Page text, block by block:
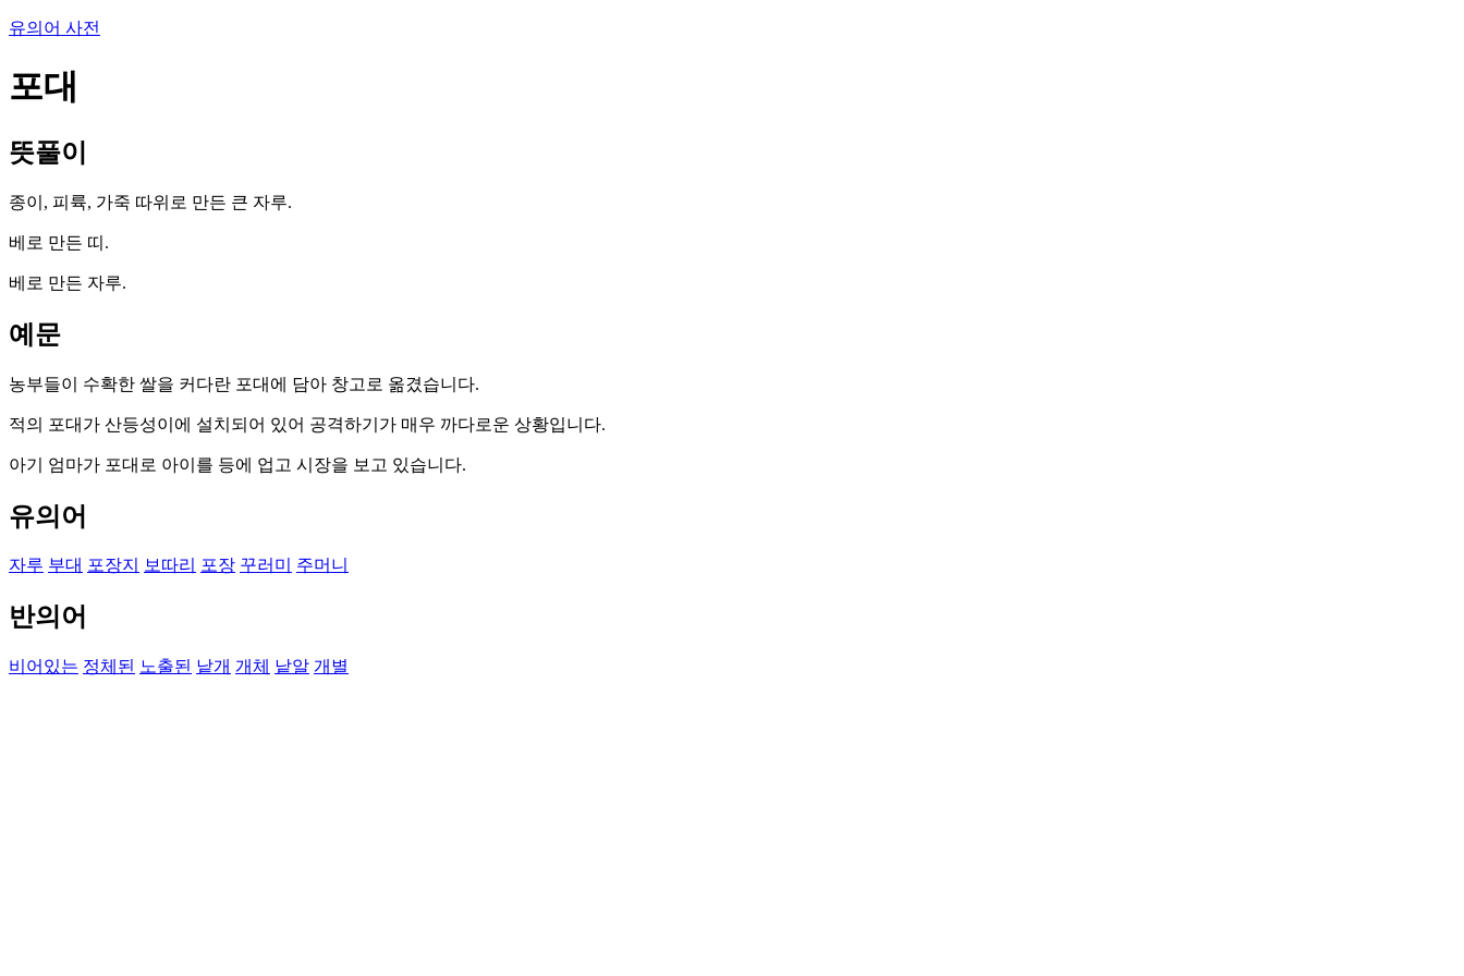
유의어 사전
포대
뜻풀이
종이, 피륙, 가죽 따위로 만든 큰 자루.
베로 만든 띠.
베로 만든 자루.
예문
농부들이 수확한 쌀을 커다란 포대에 담아 창고로 옮겼습니다.
적의 포대가 산등성이에 설치되어 있어 공격하기가 매우 까다로운 상황입니다.
아기 엄마가 포대로 아이를 등에 업고 시장을 보고 있습니다.
유의어
자루 부대 포장지 보따리 포장 꾸러미 주머니
반의어
비어있는 정체된 노출된 낱개 개체 낱알 개별